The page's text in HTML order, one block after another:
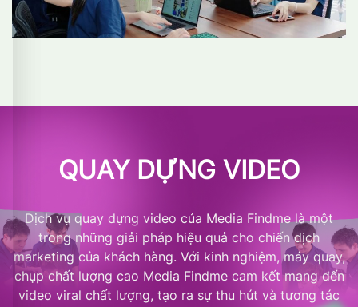
QUAY DỰNG VIDEO
Dịch vụ quay dựng video của Media Findme là một
trong những giải pháp hiệu quả cho chiến dịch
marketing của khách hàng. Với kinh nghiệm, máy quay,
chụp chất lượng cao Media Findme cam kết mang đến
video viral chất lượng, tạo ra sự thu hút và tương tác